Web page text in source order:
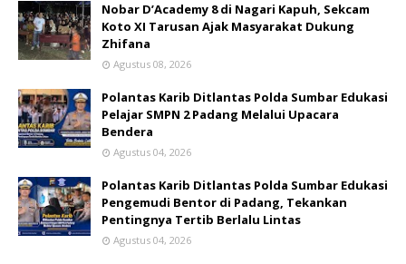
Nobar D’Academy 8 di Nagari Kapuh, Sekcam
Koto XI Tarusan Ajak Masyarakat Dukung
Zhifana
Agustus 08, 2026
Polantas Karib Ditlantas Polda Sumbar Edukasi
Pelajar SMPN 2 Padang Melalui Upacara
Bendera
Agustus 04, 2026
Polantas Karib Ditlantas Polda Sumbar Edukasi
Pengemudi Bentor di Padang, Tekankan
Pentingnya Tertib Berlalu Lintas
Agustus 04, 2026